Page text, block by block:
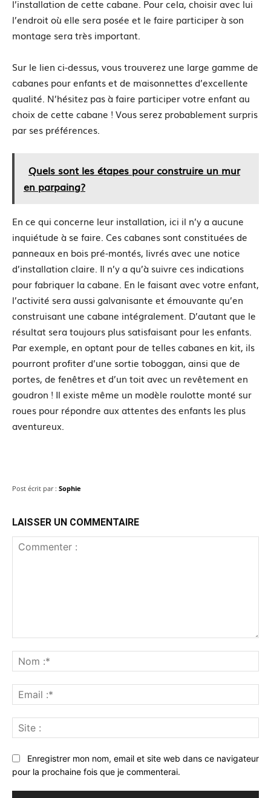
l’installation de cette cabane. Pour cela, choisir avec lui
l’endroit où elle sera posée et le faire participer à son
montage sera très important.
Sur le lien ci-dessus, vous trouverez une large gamme de
cabanes pour enfants et de maisonnettes d’excellente
qualité. N’hésitez pas à faire participer votre enfant au
choix de cette cabane ! Vous serez probablement surpris
par ses préférences.
Quels sont les étapes pour construire un mur
en parpaing?
En ce qui concerne leur installation, ici il n’y a aucune
inquiétude à se faire. Ces cabanes sont constituées de
panneaux en bois pré-montés, livrés avec une notice
d’installation claire. Il n’y a qu’à suivre ces indications
pour fabriquer la cabane. En le faisant avec votre enfant,
l’activité sera aussi galvanisante et émouvante qu’en
construisant une cabane intégralement. D’autant que le
résultat sera toujours plus satisfaisant pour les enfants.
Par exemple, en optant pour de telles cabanes en kit, ils
pourront profiter d’une sortie toboggan, ainsi que de
portes, de fenêtres et d’un toit avec un revêtement en
goudron ! Il existe même un modèle roulotte monté sur
roues pour répondre aux attentes des enfants les plus
aventureux.
Post écrit par : Sophie
LAISSER UN COMMENTAIRE
:*
:*
:
Enregistrer mon nom, email et site web dans ce navigateur
pour la prochaine fois que je commenterai.